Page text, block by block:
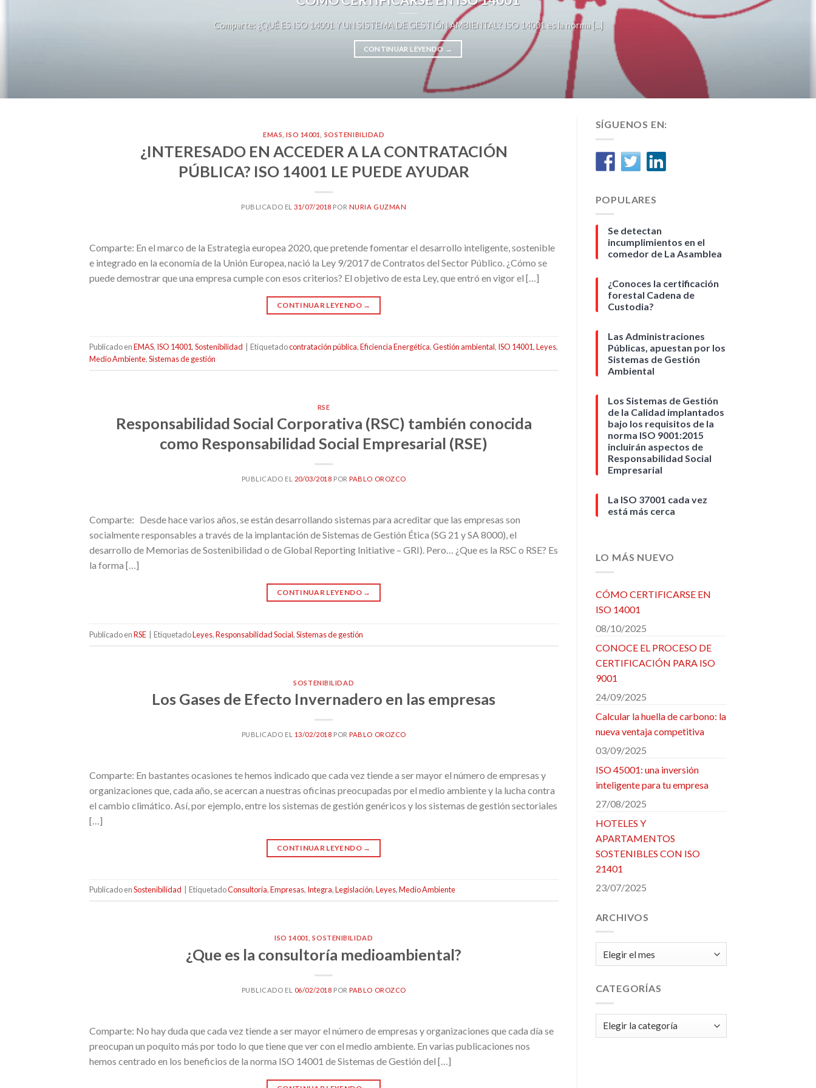
Comparte: ¿QUÉ ES ISO 14001 Y UN SISTEMA DE GESTIÓN AMBIENTAL? ISO 14001 es la norma [...]
CONTINUAR LEYENDO →
EMAS ,ISO 14001 SOSTENIBILIDAD
¿INTERESADO EN ACCEDER A LA CONTRATACIÓN
PÚBLICA? ISO 14001 LE PUEDE AYUDAR
PUBLICADO EL31/07/2018 POR NURIA GUZMAN
Comparte: En el marco de la Estrategia europea 2020, que pretende fomentar el desarrollo inteligente, sostenible
e integrado en la economía de la Unión Europea, nació la Ley 9/2017 de Contratos del Sector Público. ¿Cómo se
puede demostrar que una empresa cumple con esos criterios? El objetivo de esta Ley, que entró en vigor el […]
CONTINUAR LEYENDO →
Publicado enEMAS, ISO 14001,Sostenibilidad Etiquetadocontratación pública,Eficiencia Energética,Gestión ambiental, ISO 14001,Leyes,
Medio Ambiente,Sistemas de gestión
RSE
Responsabilidad Social Corporativa (RSC) también conocida
como Responsabilidad Social Empresarial (RSE)
PUBLICADO EL 20/03/2018 PORPABLO OROZCO
Comparte: Desde hace varios años, se están desarrollando sistemas para acreditar que las empresas son
socialmente responsables a través de la implantación de Sistemas de Gestión Ética (SG 21 y SA 8000), el
desarrollo de Memorias de Sostenibilidad o de Global Reporting Initiative – GRI). Pero… ¿Que es la RSC o RSE? Es
la forma […]
CONTINUAR LEYENDO →
Publicado enRSE EtiquetadoLeyes,Responsabilidad Social,Sistemas de gestión
SOSTENIBILIDAD
Los Gases de Efecto Invernadero en las empresas
PUBLICADO EL 13/02/2018 PORPABLO OROZCO
Comparte: En bastantes ocasiones te hemos indicado que cada vez tiende a ser mayor el número de empresas y
organizaciones que, cada año, se acercan a nuestras oficinas preocupadas por el medio ambiente y la lucha contra
el cambio climático. Así, por ejemplo, entre los sistemas de gestión genéricos y los sistemas de gestión sectoriales
[…]
CONTINUAR LEYENDO →
Publicado enSostenibilidad EtiquetadoConsultoría,Empresas, Integra,Legislación,Leyes,Medio Ambiente
ISO 14001 ,SOSTENIBILIDAD
¿Que es la consultoría medioambiental?
PUBLICADO EL 06/02/2018 PORPABLO OROZCO
Comparte: No hay duda que cada vez tiende a ser mayor el número de empresas y organizaciones que cada día se
preocupan un poquito más por todo lo que tiene que ver con el medio ambiente. En varias publicaciones nos
hemos centrado en los beneficios de la norma ISO 14001 de Sistemas de Gestión del […]
SÍGUENOS EN:
POPULARES
Se detectan
incumplimientos en el
comedor de La Asamblea
¿Conoces la certificación
forestal Cadena de
Custodia?
Las Administraciones
Públicas, apuestan por los
Sistemas de Gestión
Ambiental
Los Sistemas de Gestión
de la Calidad implantados
bajo los requisitos de la
norma ISO 9001:2015
incluirán aspectos de
Responsabilidad Social
Empresarial
La ISO 37001 cada vez
está más cerca
LO MÁS NUEVO
CÓMO CERTIFICARSE EN
ISO 14001
08/10/2025
CONOCE EL PROCESO DE
CERTIFICACIÓN PARA ISO
9001
24/09/2025
Calcular la huella de carbono: la
nueva ventaja competitiva
03/09/2025
ISO 45001: una inversión
inteligente para tu empresa
27/08/2025
HOTELES Y
APARTAMENTOS
SOSTENIBLES CON ISO
21401
23/07/2025
ARCHIVOS
CATEGORÍAS
Categorías